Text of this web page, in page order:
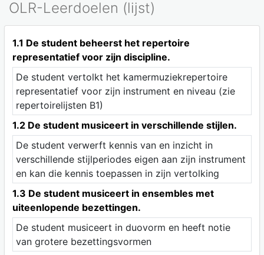
OLR-Leerdoelen (lijst)
1.1 De student beheerst het repertoire
representatief voor zijn discipline.
De student vertolkt het kamermuziekrepertoire
representatief voor zijn instrument en niveau (zie
repertoirelijsten B1)
1.2 De student musiceert in verschillende stijlen.
De student verwerft kennis van en inzicht in
verschillende stijlperiodes eigen aan zijn instrument
en kan die kennis toepassen in zijn vertolking
1.3 De student musiceert in ensembles met
uiteenlopende bezettingen.
De student musiceert in duovorm en heeft notie
van grotere bezettingsvormen